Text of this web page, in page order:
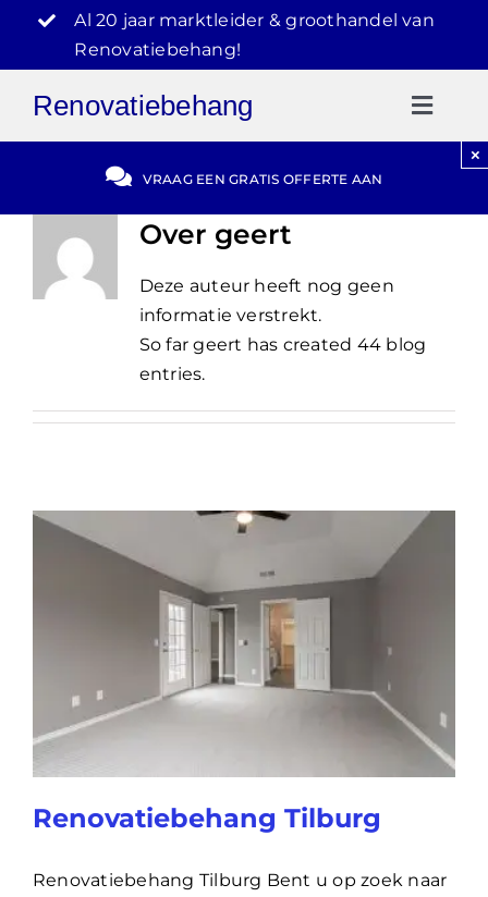
inhoud
Al 20 jaar marktleider & groothandel van
Renovatiebehang!
Renovatiebehang
Gratis Offerte
VRAAG EEN GRATIS OFFERTE AAN
×
Over geert
Deze auteur heeft nog geen
informatie verstrekt.
So far geert has created 44 blog
entries.
Renovatiebehang Tilburg
Renovatiebehang Tilburg Bent u op zoek naar